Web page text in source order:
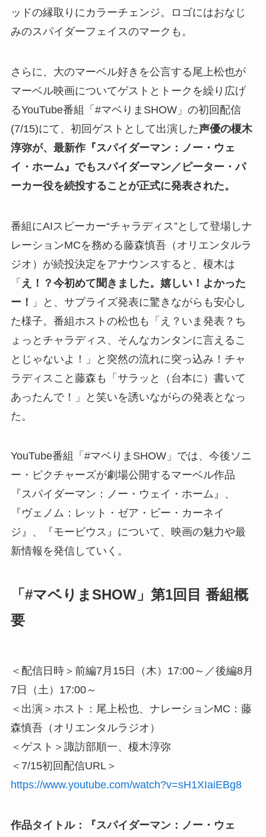
ッドの縁取りにカラーチェンジ。ロゴにはおなじ
みのスパイダーフェイスのマークも。
さらに、大のマーベル好きを公言する尾上松也が
マーベル映画についてゲストとトークを繰り広げ
るYouTube番組「#マベりまSHOW」の初回配信
(7/15)にて、初回ゲストとして出演した声優の榎木
淳弥が、最新作『スパイダーマン：ノー・ウェ
イ・ホーム』でもスパイダーマン／ピーター・パ
ーカー役を続投することが正式に発表された。
番組にAIスピーカー“チャラディス”として登場しナ
レーションMCを務める藤森慎吾（オリエンタルラ
ジオ）が続投決定をアナウンスすると、榎木は
「 え！？今初めて聞きました。嬉しい！よかった
ー！
」と、サプライズ発表に驚きながらも安心し
た様子。番組ホストの松也も「え？いま発表？ち
ょっとチャラディス、そんなカンタンに言えるこ
とじゃないよ！」と突然の流れに突っ込み！チャ
ラディスこと藤森も「サラッと（台本に）書いて
あったんで！」と笑いを誘いながらの発表となっ
た。
YouTube番組「#マベりまSHOW」では、今後ソニ
ー・ピクチャーズが劇場公開するマーベル作品
『スパイダーマン：ノー・ウェイ・ホーム』、
『ヴェノム：レット・ゼア・ビー・カーネイ
ジ』、『モービウス』について、映画の魅力や最
新情報を発信していく。
「#マベりまSHOW」第1回目 番組概
要
＜配信日時＞前編7月15日（木）17:00～／後編8月
7日（土）17:00～
＜出演＞ホスト：尾上松也、ナレーションMC：藤
森慎吾（オリエンタルラジオ）
＜ゲスト＞諏訪部順一、榎木淳弥
＜7/15初回配信URL＞
https://www.youtube.com/watch?v=sH1XIaiEBg8
作品タイトル：『スパイダーマン：ノー・ウェ